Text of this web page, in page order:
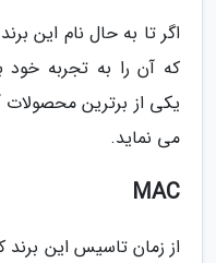
اگر تا به حال نام این
که آن را به تجربه خود
یکی از برترین محصولات
می نماید.
MAC